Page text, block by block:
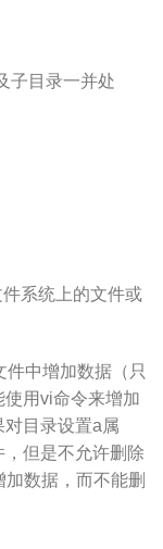
子目录一并处
系统上的文件或
中增加数据（只
用vi命令来增加
目录设置a属
但是不允许删除
数据，而不能删